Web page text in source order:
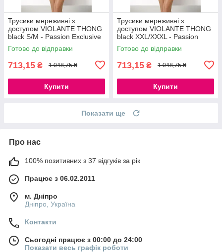
Трусики мереживні з
доступом VIOLANTE THONG
black S/M - Passion Exclusive
777Store.com.ua
Готово до відправки
713,15 ₴ 1 048,75 ₴
Купити
Трусики мереживні з
доступом VIOLANTE THONG
black XXL/XXXL - Passion
Exclusive 777Store.com.ua
Готово до відправки
713,15 ₴ 1 048,75 ₴
Купити
Показати ще
Про нас
100% позитивних з 37 відгуків за рік
Працює з 06.02.2011
м. Дніпро
Дніпро, Україна
Контакти
Сьогодні працює з 00:00 до 24:00
Показати весь графік роботи